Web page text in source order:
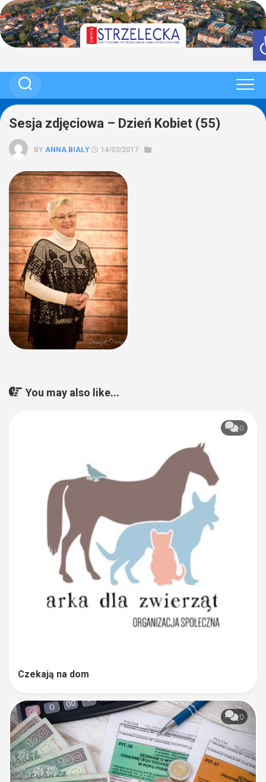
Skip
to
content
Sesja zdjęciowa – Dzień Kobiet (55)
BY ANNA BIAŁY 14/03/2017 ·
You may also like...
0
Czekają na dom
0